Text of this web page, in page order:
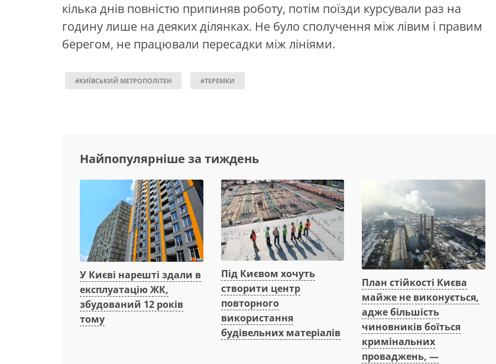
кілька днів повністю припиняв роботу, потім поїзди курсували раз на
годину лише на деяких ділянках. Не було сполучення між лівим і правим
берегом, не працювали пересадки між лініями.
#КИЇВСЬКИЙ МЕТРОПОЛІТЕН #ТЕРЕМКИ
Найпопулярніше за тиждень
У Києві нарешті здали в
експлуатацію ЖК,
збудований 12 років
тому
Під Києвом хочуть
створити центр
повторного
використання
будівельних матеріалів
План стійкості Києва
майже не виконується,
адже більшість
чиновників боїться
кримінальних
проваджень, —